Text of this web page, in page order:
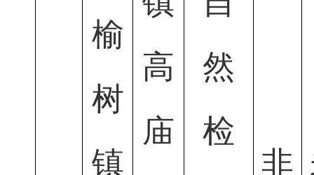
榆
树
镇
高
庙
然
检
非